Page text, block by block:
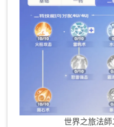
世界之旅法